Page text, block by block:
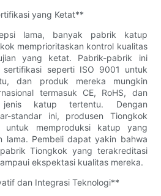
yang Ketat**
lama, banyak pabrik katup
memprioritaskan kontrol kualitas
yang ketat. Pabrik-pabrik ini
sertifikasi seperti ISO 9001 untuk
dan produk mereka mungkin
termasuk CE, RoHS, dan
katup tertentu. Dengan
standar ini, produsen Tiongkok
untuk memproduksi katup yang
lama. Pembeli dapat yakin bahwa
Tiongkok yang terakreditasi
ekspektasi kualitas mereka.
dan Integrasi Teknologi**